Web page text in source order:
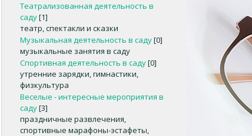
Театрализованная деятельность в
саду[1]
театр, спектакли и сказки
Музыкальная деятельность в саду[0]
музыкальные занятия в саду
Спортивная деятельность в саду[0]
утренние зарядки, гимнастики,
физкультура
Веселые - интересные мероприятия в
саду[3]
праздничные развлечения,
спортивные марафоны-эстафеты,